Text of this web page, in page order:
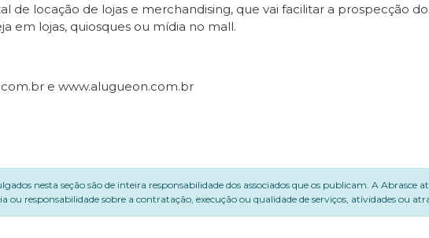
locação de lojas e merchandising, que vai facilitar a prospecção
em lojas, quiosques ou mídia no mall.
e www.alugueon.com.br
nesta seção são de inteira responsabilidade dos associados que os publicam. A
responsabilidade sobre a contratação, execução ou qualidade de serviços, atividades ou